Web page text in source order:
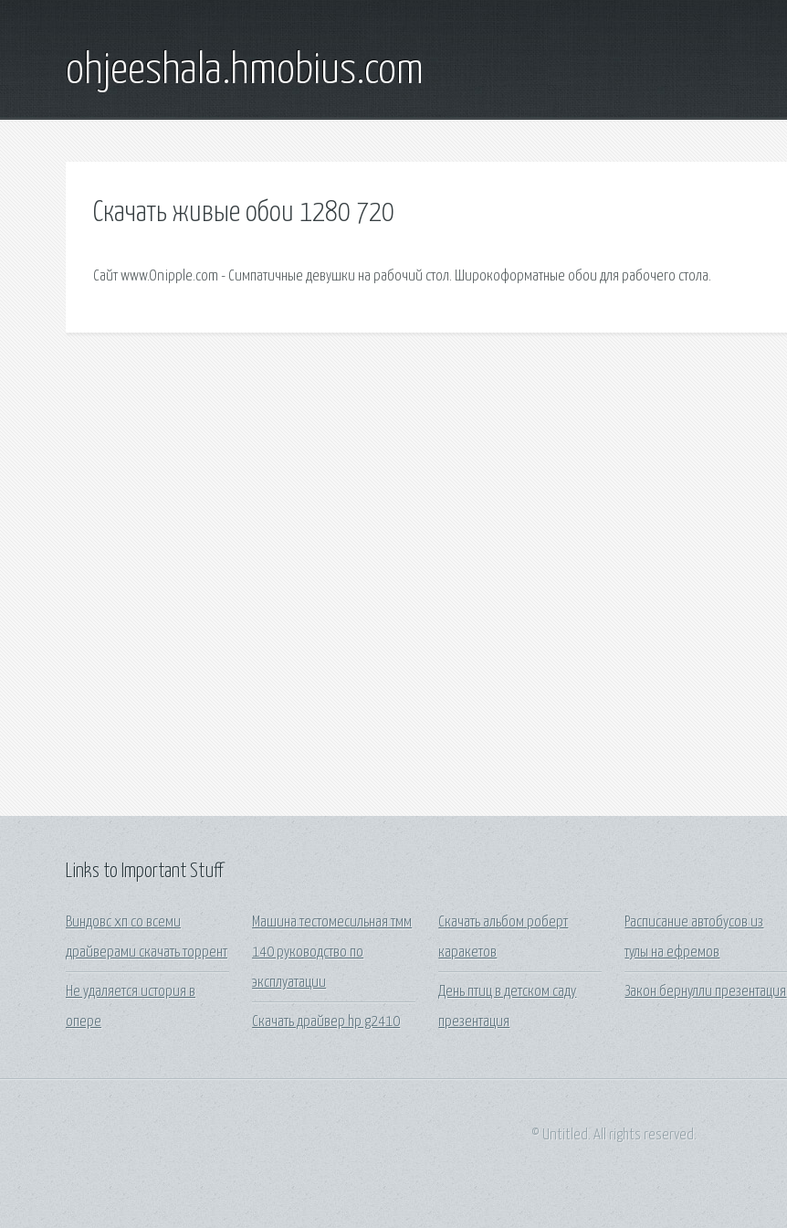
ohjeeshala.hmobius.com
Скачать живые обои 1280 720
Сайт www.Onipple.com - Симпатичные девушки на рабочий стол. Широкоформатные обои для рабочего стола.
Links to Important Stuff
Виндовс хп со всеми
драйверами скачать торрент
Не удаляется история в
опере
Машина тестомесильная тмм
140 руководство по
эксплуатации
Скачать драйвер hp g2410
Скачать альбом роберт
каракетов
День птиц в детском саду
презентация
Расписание автобусов из
тулы на ефремов
Закон бернулли презентация
© Untitled. All rights reserved.